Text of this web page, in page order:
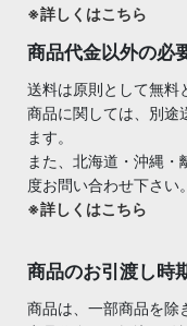
※詳しくはこちら
商品代金以外の必
送料は原則として無料
商品に関しては、別途
ます。
また、北海道・沖縄
度お問い合わせ下さい。
※詳しくはこちら
商品のお引渡し時
商品は、一部商品を除